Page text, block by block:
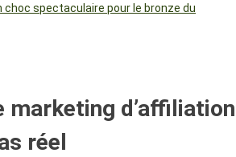
choc spectaculaire pour le bronze du
marketing d’affiliation
réel